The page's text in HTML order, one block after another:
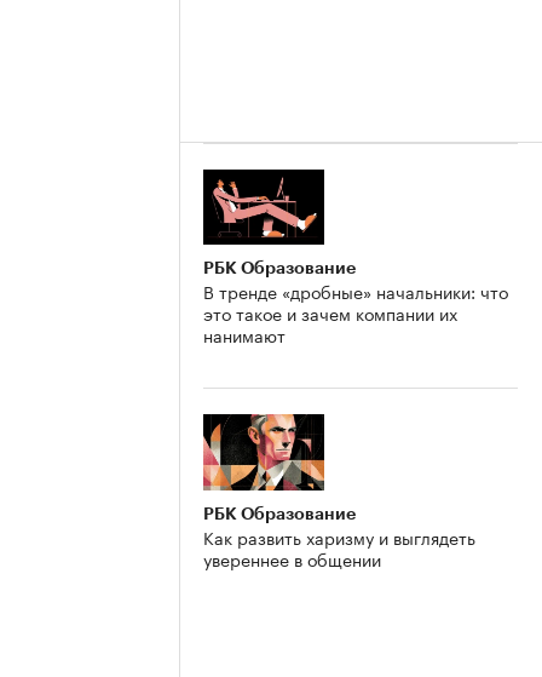
РБК Образование
В тренде «дробные» начальники: что
это такое и зачем компании их
нанимают
РБК Образование
Как развить харизму и выглядеть
увереннее в общении